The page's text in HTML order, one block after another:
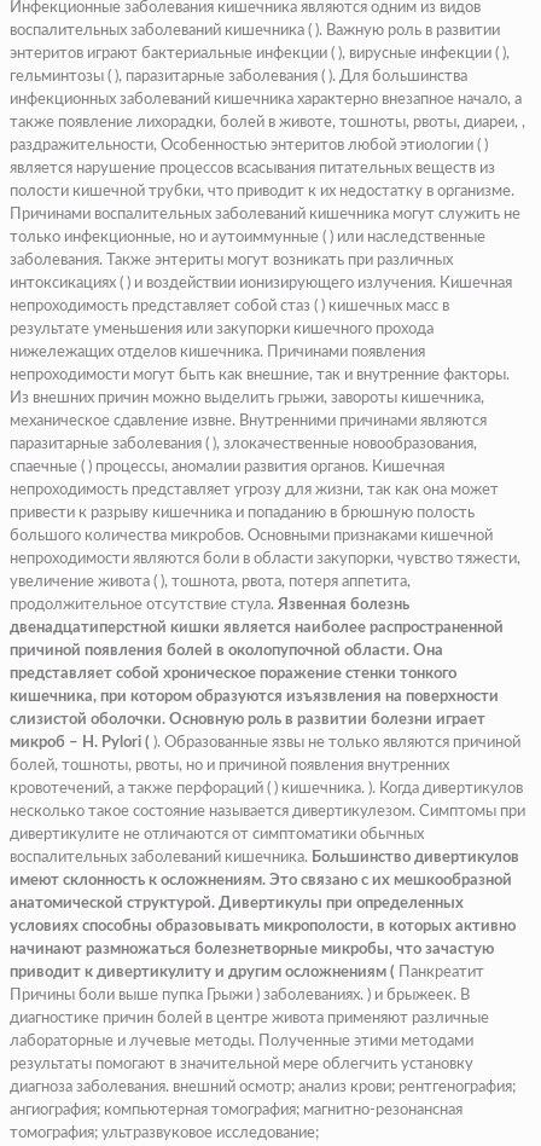
Инфекционные заболевания кишечника являются одним из видов
воспалительных заболеваний кишечника ( ). Важную роль в развитии
энтеритов играют бактериальные инфекции ( ), вирусные инфекции ( ),
гельминтозы ( ), паразитарные заболевания ( ). Для большинства
инфекционных заболеваний кишечника характерно внезапное начало, а
также появление лихорадки, болей в животе, тошноты, рвоты, диареи, ,
раздражительности, Особенностью энтеритов любой этиологии ( )
является нарушение процессов всасывания питательных веществ из
полости кишечной трубки, что приводит к их недостатку в организме.
Причинами воспалительных заболеваний кишечника могут служить не
только инфекционные, но и аутоиммунные ( ) или наследственные
заболевания. Также энтериты могут возникать при различных
интоксикациях ( ) и воздействии ионизирующего излучения. Кишечная
непроходимость представляет собой стаз ( ) кишечных масс в
результате уменьшения или закупорки кишечного прохода
нижележащих отделов кишечника. Причинами появления
непроходимости могут быть как внешние, так и внутренние факторы.
Из внешних причин можно выделить грыжи, завороты кишечника,
механическое сдавление извне. Внутренними причинами являются
паразитарные заболевания ( ), злокачественные новообразования,
спаечные ( ) процессы, аномалии развития органов. Кишечная
непроходимость представляет угрозу для жизни, так как она может
привести к разрыву кишечника и попаданию в брюшную полость
большого количества микробов. Основными признаками кишечной
непроходимости являются боли в области закупорки, чувство тяжести,
увеличение живота ( ), тошнота, рвота, потеря аппетита,
продолжительное отсутствие стула. Язвенная болезнь
двенадцатиперстной кишки является наиболее распространенной
причиной появления болей в околопупочной области. Она
представляет собой хроническое поражение стенки тонкого
кишечника, при котором образуются изъязвления на поверхности
слизистой оболочки. Основную роль в развитии болезни играет
микроб – H. Pylori ( ). Образованные язвы не только являются причиной
болей, тошноты, рвоты, но и причиной появления внутренних
кровотечений, а также перфораций ( ) кишечника. ). Когда дивертикулов
несколько такое состояние называется дивертикулезом. Симптомы при
дивертикулите не отличаются от симптоматики обычных
воспалительных заболеваний кишечника. Большинство дивертикулов
имеют склонность к осложнениям. Это связано с их мешкообразной
анатомической структурой. Дивертикулы при определенных
условиях способны образовывать микрополости, в которых активно
начинают размножаться болезнетворные микробы, что зачастую
приводит к дивертикулиту и другим осложнениям ( Панкреатит
Причины боли выше пупка Грыжи ) заболеваниях. ) и брыжеек. В
диагностике причин болей в центре живота применяют различные
лабораторные и лучевые методы. Полученные этими методами
результаты помогают в значительной мере облегчить установку
диагноза заболевания. внешний осмотр; анализ крови; рентгенография;
ангиография; компьютерная томография; магнитно-резонансная
томография; ультразвуковое исследование;